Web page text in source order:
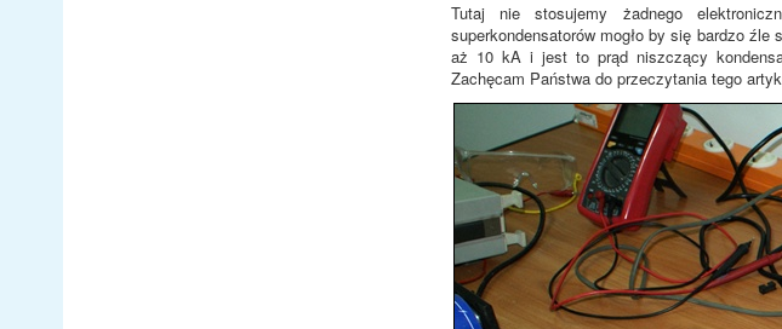
Tutaj nie stosujemy żadnego
superkondensatorów mogło by się bardzo
aż 10 kA i jest to prąd niszczący
Zachęcam Państwa do przeczytania tego